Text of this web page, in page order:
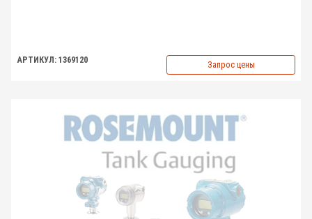
АРТИКУЛ: 1369120 Запрос цены